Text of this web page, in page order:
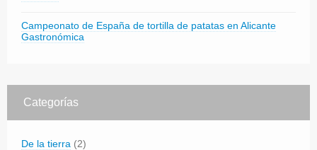
Campeonato de España de tortilla de patatas en Alicante
Gastronómica
Categorías
De la tierra (2)